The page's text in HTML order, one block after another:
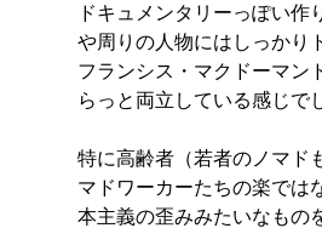
ドキュメンタリーっぽい作
や周りの人物にはしっかり
フランシス・マクドーマン
らっと両立している感じで
特に高齢者（若者のノマド
マドワーカーたちの楽では
本主義の歪みみたいなもの